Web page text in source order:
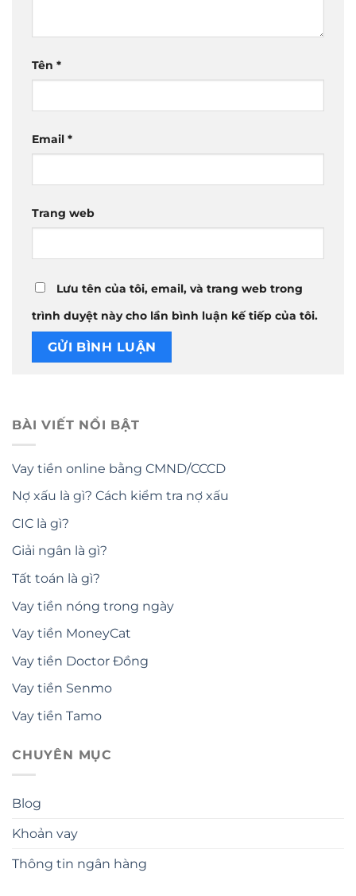
Tên *
Email *
Trang web
Lưu tên của tôi, email, và trang web trong
trình duyệt này cho lần bình luận kế tiếp của tôi.
BÀI VIẾT NỔI BẬT
Vay tiền online bằng CMND/CCCD
Nợ xấu là gì? Cách kiểm tra nợ xấu
CIC là gì?
Giải ngân là gì?
Tất toán là gì?
Vay tiền nóng trong ngày
Vay tiền MoneyCat
Vay tiền Doctor Đồng
Vay tiền Senmo
Vay tiền Tamo
CHUYÊN MỤC
Blog
Khoản vay
Thông tin ngân hàng